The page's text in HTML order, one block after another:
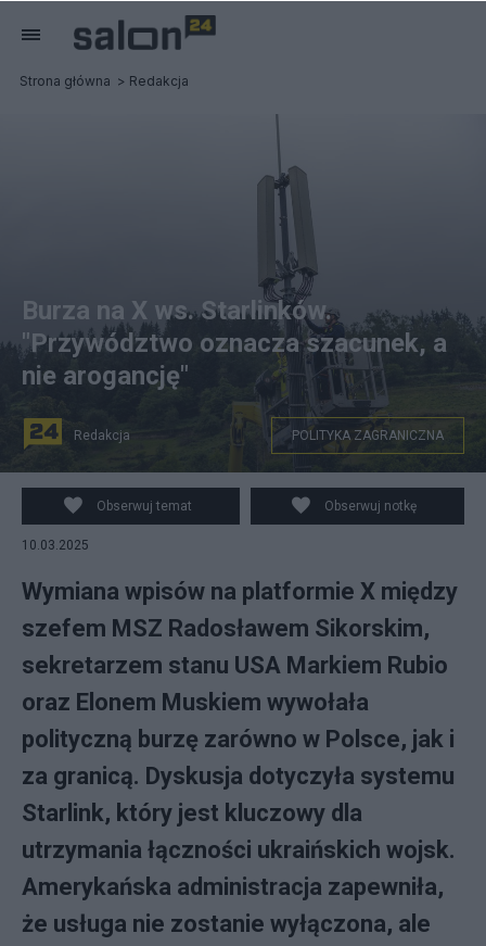
Strona główna Redakcja
na zdjęciu: montaż systemu Starlink. Zdjęcie
ilustracyjne. fot. Philipp von Ditfurth/dpa
Burza na X ws. Starlinków.
"Przywództwo oznacza szacunek, a
nie arogancję"
Redakcja POLITYKA ZAGRANICZNA
Obserwuj temat Obserwuj notkę
10.03.2025
Wymiana wpisów na platformie X między
szefem MSZ Radosławem Sikorskim,
sekretarzem stanu USA Markiem Rubio
oraz Elonem Muskiem wywołała
polityczną burzę zarówno w Polsce, jak i
za granicą. Dyskusja dotyczyła systemu
Starlink, który jest kluczowy dla
utrzymania łączności ukraińskich wojsk.
Amerykańska administracja zapewniła,
że usługa nie zostanie wyłączona, ale